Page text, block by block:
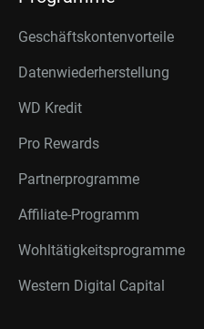
Geschäftskontenvorteile
Datenwiederherstellung
WD Kredit
Pro Rewards
Partnerprogramme
Affiliate-Programm
Wohltätigkeitsprogramme
Western Digital Capital